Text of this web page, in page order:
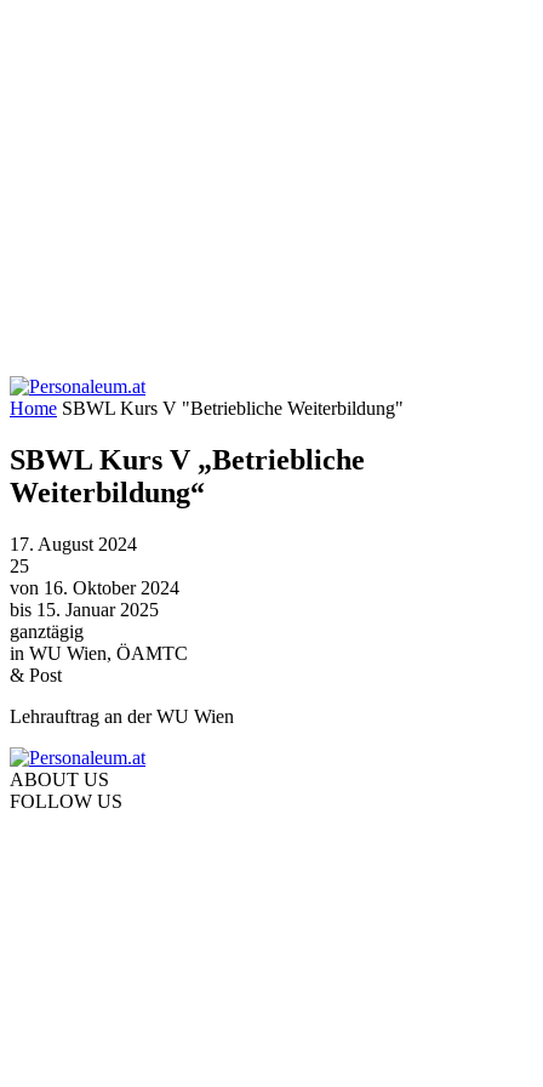
Home SBWL Kurs V "Betriebliche Weiterbildung"
SBWL Kurs V „Betriebliche
Weiterbildung“
17. August 2024
25
von 16. Oktober 2024
bis 15. Januar 2025
ganztägig
in WU Wien, ÖAMTC
& Post
Lehrauftrag an der WU Wien
ABOUT US
FOLLOW US